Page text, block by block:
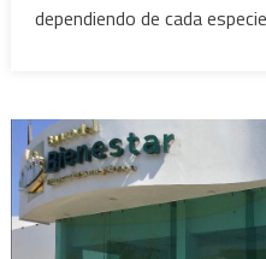
dependiendo de cada